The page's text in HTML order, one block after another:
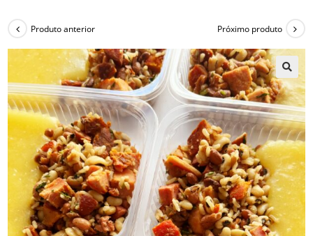
Produto anterior Próximo produto
🔍